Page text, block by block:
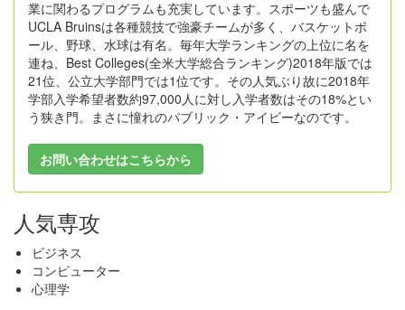
業に関わるプログラムも充実しています。スポーツも盛んで
UCLA Bruinsは各種競技で強豪チームが多く、バスケットボ
ール、野球、水球は有名。毎年大学ランキングの上位に名を
連ね、Best Colleges(全米大学総合ランキング)2018年版では
21位、公立大学部門では1位です。その人気ぶり故に2018年
学部入学希望者数約97,000人に対し入学者数はその18%とい
う狭き門。まさに憧れのパブリック・アイビーなのです。
お問い合わせはこちらから
人気専攻
ビジネス
コンピューター
心理学